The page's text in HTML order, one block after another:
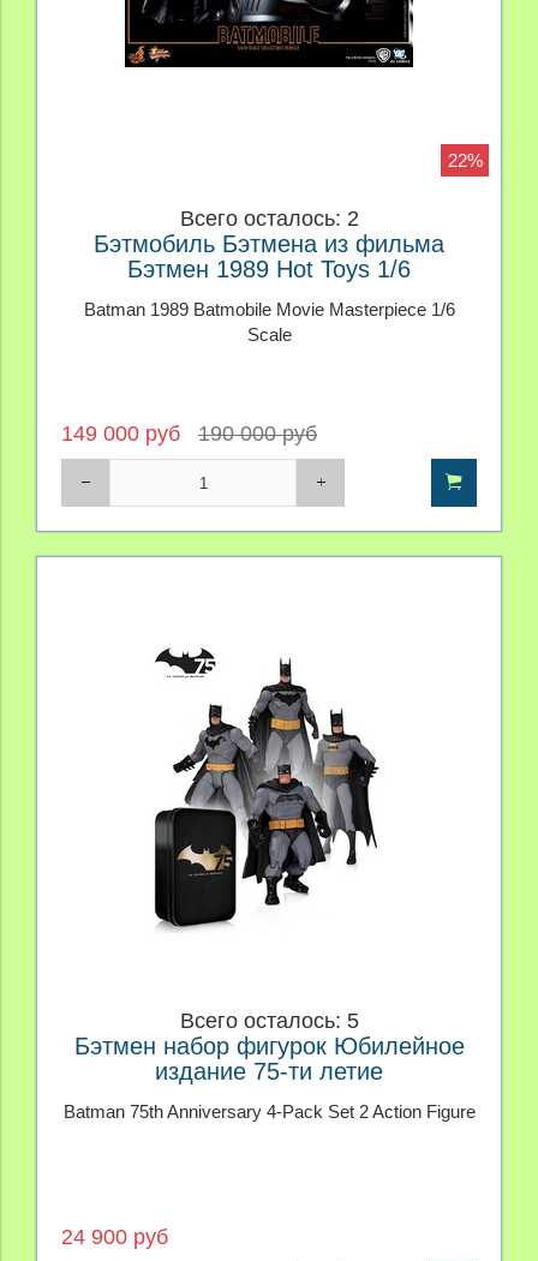
22%
Всего осталось: 2
Бэтмобиль Бэтмена из фильма
Бэтмен 1989 Hot Toys 1/6
Batman 1989 Batmobile Movie Masterpiece 1/6
Scale
149 000 руб 190 000 руб
Всего осталось: 5
Бэтмен набор фигурок Юбилейное
издание 75-ти летие
Batman 75th Anniversary 4-Pack Set 2 Action Figure
24 900 руб